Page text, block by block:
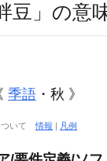
豆」の意
季語 ・秋 》
ついて情報 | 凡例